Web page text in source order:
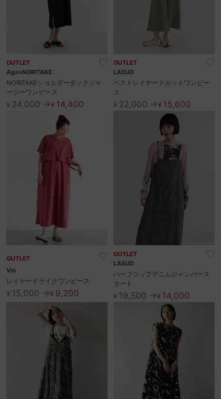
OUTLET
Aga×NORITAKE
NORITAKEショルダータックジャ
ージーワンピース
¥24,000 →¥14,400
OUTLET
LASUD
ベストレイヤードカットワンピー
ス
¥22,000 →¥15,600
OUTLET
Vin
レイヤードライクワンピース
¥15,000 →¥9,200
OUTLET
LASUD
ハーフジップデニムジャンパース
カート
¥19,500 →¥14,000